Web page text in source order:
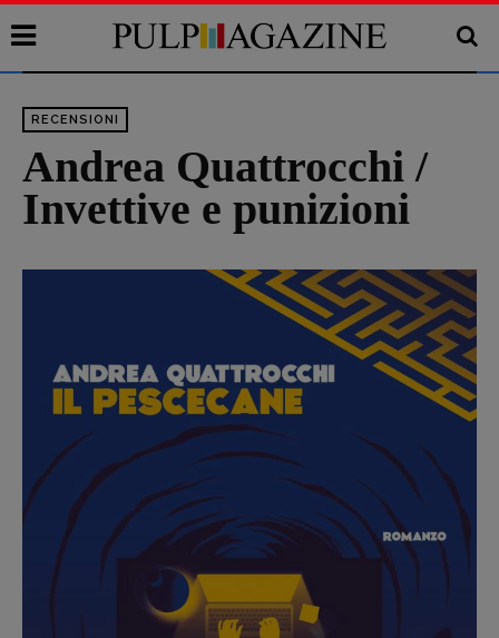
RECENSIONI
Andrea Quattrocchi /
Invettive e punizioni